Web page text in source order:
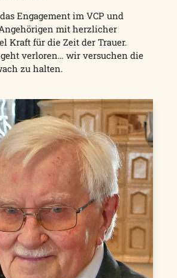
Engagement im VCP und
mit herzlicher
Kraft für die Zeit der Trauer.
verloren… wir versuchen die
zu halten.